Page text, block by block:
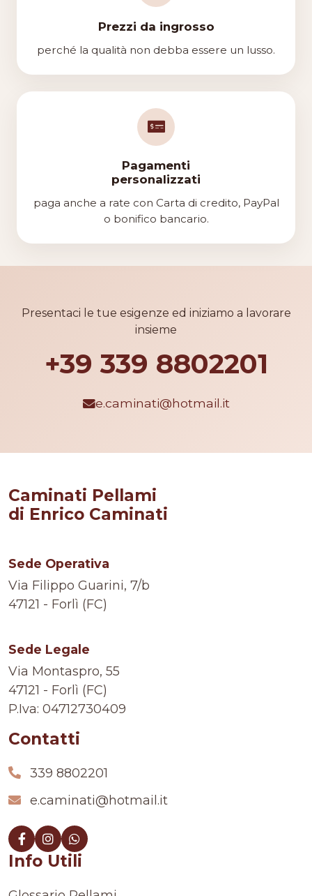
Prezzi da ingrosso
perché la qualità non debba essere un lusso.
Pagamenti
personalizzati
paga anche a rate con Carta di credito, PayPal
o bonifico bancario.
Presentaci le tue esigenze ed iniziamo a lavorare
insieme
+39 339 8802201
e.caminati@hotmail.it
Caminati Pellami
di Enrico Caminati
Sede Operativa
Via Filippo Guarini, 7/b
47121 - Forlì (FC)
Sede Legale
Via Montaspro, 55
47121 - Forlì (FC)
P.Iva: 04712730409
Contatti
339 8802201
e.caminati@hotmail.it
Info Utili